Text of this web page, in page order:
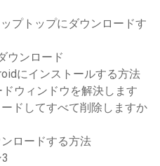
プトップにダウンロードす
ウンロード
にインストールする方法
ウィンドウを解決します
ドしてすべて削除しますか
ロードする方法